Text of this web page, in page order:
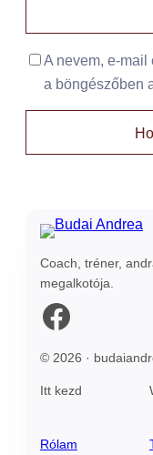
A nevem, e-
a böngészőben
Coach, tréner,
megalkotója.
Facebook
© 2026 ·
Itt kezd
Rólam